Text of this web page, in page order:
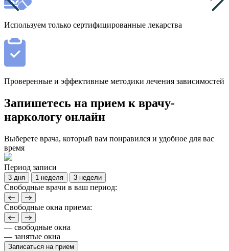
Используем только сертифицированные лекарства
Проверенные и эффективные методики лечения зависимостей
Запишетесь на прием к врачу-
наркологу онлайн
Выберете врача, который вам понравился и удобное для вас
время
Период записи
3 дня 1 неделя 3 недели
Свободные врачи в ваш период:
Свободные окна приема:
— свободные окна
— занятые окна
Записаться на прием